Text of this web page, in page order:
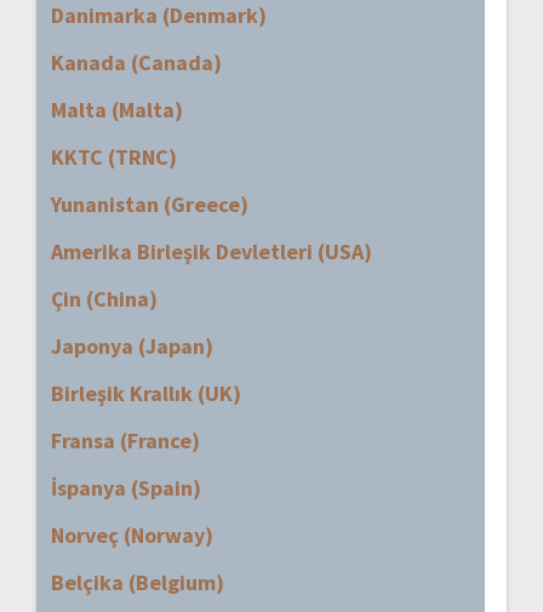
Danimarka (Denmark)
Kanada (Canada)
Malta (Malta)
KKTC (TRNC)
Yunanistan (Greece)
Amerika Birleşik Devletleri (USA)
Çin (China)
Japonya (Japan)
Birleşik Krallık (UK)
Fransa (France)
İspanya (Spain)
Norveç (Norway)
Belçika (Belgium)